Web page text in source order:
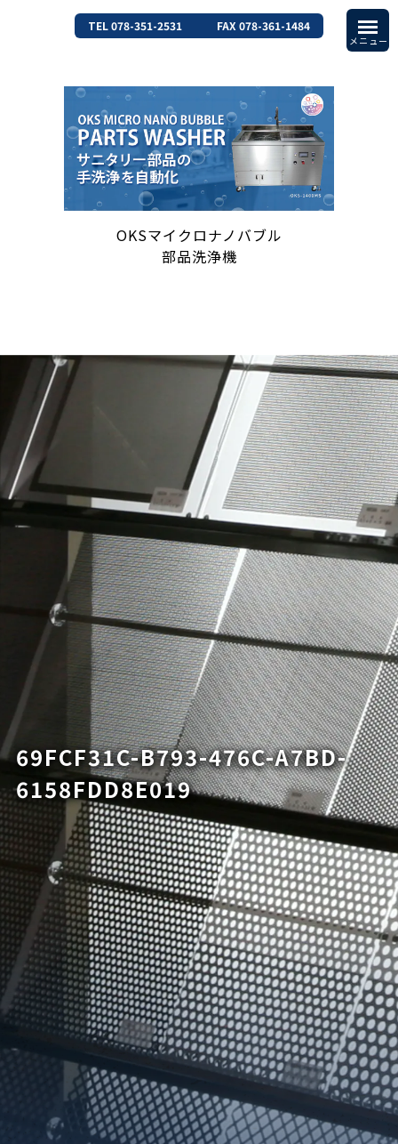
TEL 078-351-2531 FAX 078-361-1484
OKSマイクロナノバブル
部品洗浄機
69FCF31C-B793-476C-A7BD-
6158FDD8E019